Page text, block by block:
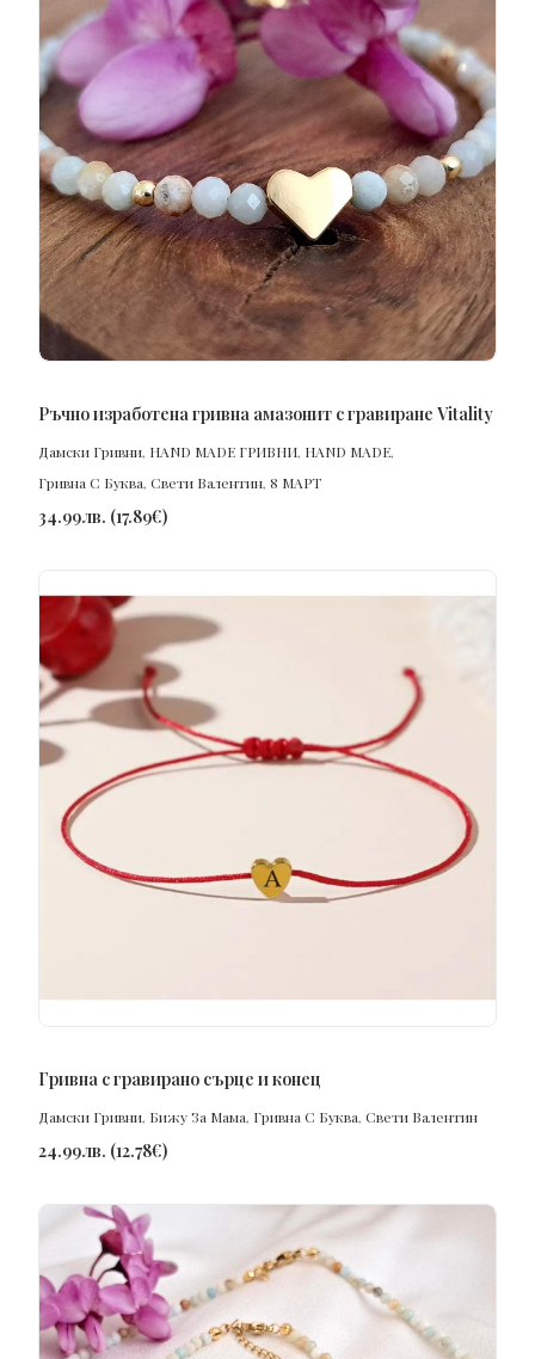
ПОРЪЧАЙ
Ръчно изработена гривна амазонит с гравиране Vitality
Дамски Гривни, HAND MADE ГРИВНИ, HAND MADE,
Гривна С Буква, Свети Валентин, 8 МАРТ
34.99лв. (17.89€)
ПОРЪЧАЙ
Гривна с гравирано сърце и конец
Дамски Гривни, Бижу За Мама, Гривна С Буква, Свети Валентин
24.99лв. (12.78€)